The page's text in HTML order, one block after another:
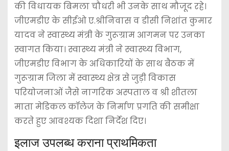
की विधायक बिमला चौधरी भी उनके साथ मौजूद रहे।
जीएमडीए के सीईओ ए.श्रीनिवास व डीसी निशांत कुमार
यादव ने स्वास्थ्य मंत्री के गुरूग्राम आगमन पर उनका
स्वागत किया। स्वास्थ्य मंत्री ने स्वास्थ्य विभाग,
जीएमडीए विभाग के अधिकारियों के साथ बैठक में
गुरूग्राम जिला में स्वास्थ्य क्षेत्र से जुड़ी विकास
परियोजनाओं जैसे नागरिक अस्पताल व श्री शीतला
माता मेडिकल कॉलेज के निर्माण प्रगति की समीक्षा
करते हुए आवश्यक दिशा निर्देश दिए।
इलाज उपलब्ध कराना प्राथमिकता